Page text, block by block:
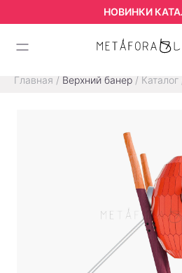
НОВИНКИ
Главная / Верхний банер / Каталог